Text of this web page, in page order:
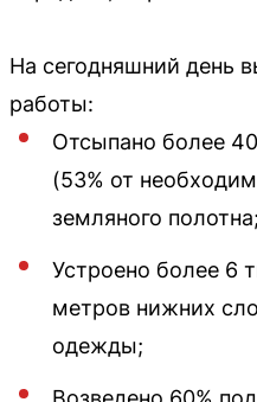
На сегодняшний день
работы:
Отсыпано более
(53% от
земляного полотна;
Устроено более 6
метров нижних
одежды;